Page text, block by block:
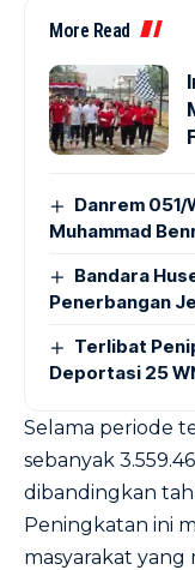
More Read
Danrem
Muhammad
Bandara
Penerbangan
Terlibat
Deportasi 25
Selama periode
sebanyak
dibandingkan
Peningkatan ini
masyarakat